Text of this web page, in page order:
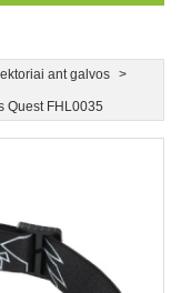
ant galvos
Quest FHL0035